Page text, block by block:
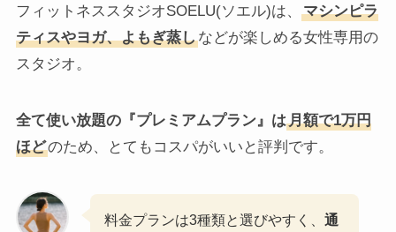
フィットネススタジオSOELU(ソエル)は、
マシンピラ
ティスやヨガ、よもぎ蒸しなどが楽しめる女性専用の
スタジオ。
全て使い放題の『プレミアムプラン』は月額で1万円
ほどのため、とてもコスパがいいと評判です。
料金プランは3種類と選びやすく、通